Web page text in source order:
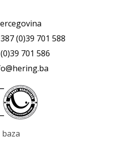
(0)39 701 588
701 586